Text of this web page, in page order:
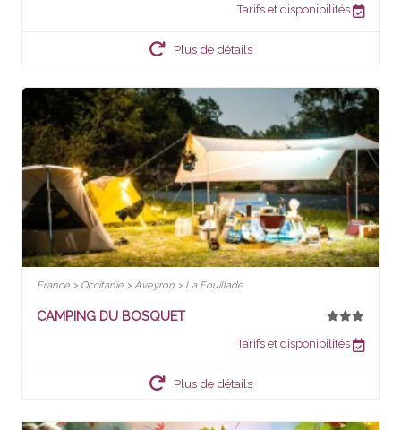
Tarifs et disponibilités
Plus de détails
France > Occitanie > Aveyron > La Fouillade
CAMPING DU BOSQUET
Tarifs et disponibilités
Plus de détails